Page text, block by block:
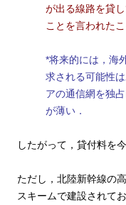
が出る線路を貸
ことを言われたこ
*将来的には，海
求される可能性
アの通信網を独
が薄い．
したがって，貸付料を
ただし，北陸新幹線の
スキームで建設されて